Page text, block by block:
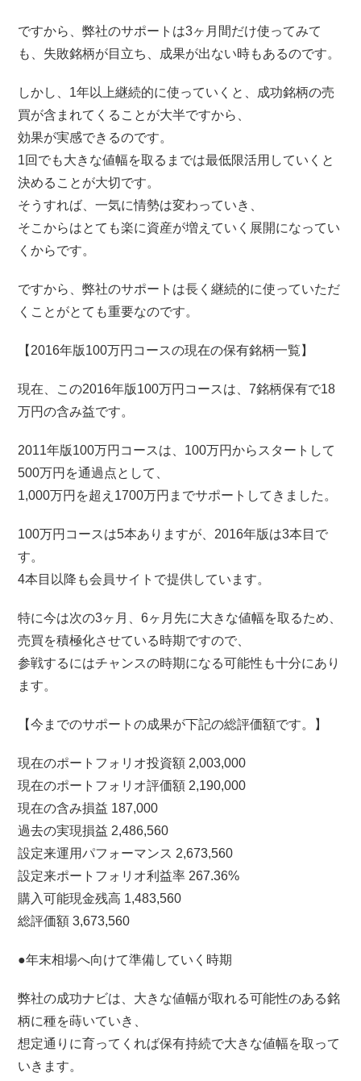
ですから、弊社のサポートは3ヶ月間だけ使ってみて
も、失敗銘柄が目立ち、成果が出ない時もあるのです。
しかし、1年以上継続的に使っていくと、成功銘柄の売
買が含まれてくることが大半ですから、
効果が実感できるのです。
1回でも大きな値幅を取るまでは最低限活用していくと
決めることが大切です。
そうすれば、一気に情勢は変わっていき、
そこからはとても楽に資産が増えていく展開になってい
くからです。
ですから、弊社のサポートは長く継続的に使っていただ
くことがとても重要なのです。
【2016年版100万円コースの現在の保有銘柄一覧】
現在、この2016年版100万円コースは、7銘柄保有で18
万円の含み益です。
2011年版100万円コースは、100万円からスタートして
500万円を通過点として、
1,000万円を超え1700万円までサポートしてきました。
100万円コースは5本ありますが、2016年版は3本目で
す。
4本目以降も会員サイトで提供しています。
特に今は次の3ヶ月、6ヶ月先に大きな値幅を取るため、
売買を積極化させている時期ですので、
参戦するにはチャンスの時期になる可能性も十分にあり
ます。
【今までのサポートの成果が下記の総評価額です。】
現在のポートフォリオ投資額 2,003,000
現在のポートフォリオ評価額 2,190,000
現在の含み損益 187,000
過去の実現損益 2,486,560
設定来運用パフォーマンス 2,673,560
設定来ポートフォリオ利益率 267.36%
購入可能現金残高 1,483,560
総評価額 3,673,560
●年末相場へ向けて準備していく時期
弊社の成功ナビは、大きな値幅が取れる可能性のある銘
柄に種を蒔いていき、
想定通りに育ってくれば保有持続で大きな値幅を取って
いきます。